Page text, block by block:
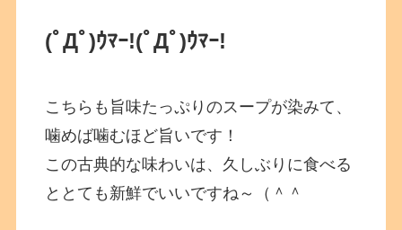
(ﾟДﾟ)ｳﾏｰ!(ﾟДﾟ)ｳﾏｰ!
こちらも旨味たっぷりのスープが染みて、
噛めば噛むほど旨いです！
この古典的な味わいは、久しぶりに食べる
ととても新鮮でいいですね～（＾＾